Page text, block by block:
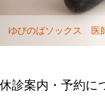
ゆびのばソックス 医
休診案内・予約に